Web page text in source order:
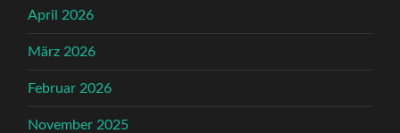
April 2026
März 2026
Februar 2026
November 2025